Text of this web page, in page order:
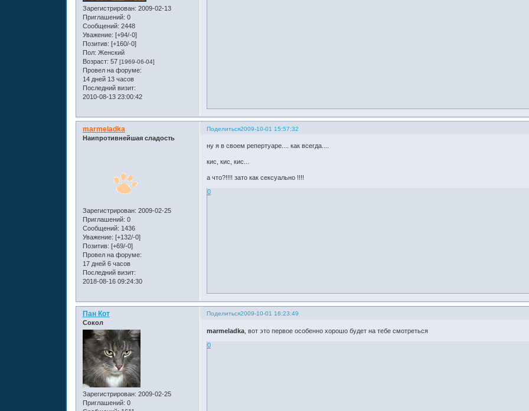
Зарегистрирован: 2009-02-13
Приглашений: 0
Сообщений: 2448
Уважение: [+94/-0]
Позитив: [+160/-0]
Пол: Женский
Возраст: 57 [1969-06-04]
Провел на форуме:
14 дней 13 часов
Последний визит:
2010-08-13 23:00:42
Поделиться2009-10-01 15:57:32
marmeladka
Наипротивнейшая сладость
Зарегистрирован: 2009-02-25
Приглашений: 0
Сообщений: 1436
Уважение: [+132/-0]
Позитив: [+69/-0]
Провел на форуме:
17 дней 6 часов
Последний визит:
2018-08-16 09:24:30
ну я в своем репертуаре.... как всегда....
кис, кис, кис...
а что?!!!! зато как сексуально !!!!
0
Поделиться2009-10-01 16:23:49
Пан Кот
Сокол
Зарегистрирован: 2009-02-25
Приглашений: 0
marmeladka, вот это первое особенно хорошо будет на тебе смотреться
0